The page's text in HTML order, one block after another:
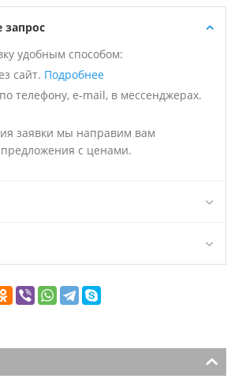
запрос
удобным способом:
сайт. Подробнее
телефону, e-mail, в мессенджерах.
заявки мы направим вам
с ценами.